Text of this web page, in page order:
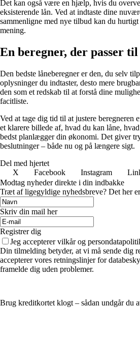
Det kan også være en hjælp, hvis du
eksisterende lån. Ved at indtaste dine
sammenligne med nye tilbud kan du
mening.
En beregner, der passer
Den bedste låneberegner er den, du selv
oplysninger du indtaster, desto mere
den som et redskab til at forstå dine
facitliste.
Ved at tage dig tid til at justere beregneren
et klarere billede af, hvad du kan låne,
bedst planlægger din økonomi. Det giver
beslutninger – både nu og på længere sigt.
Del med hjertet
X
Facebook Instagram
Modtag nyheder direkte i din indbakke
Træt af ligegyldige nyhedsbreve? Det her
Skriv din mail her
Registrer dig
Jeg accepterer vilkår og
Din tilmelding betyder, at vi må sende dig
accepterer vores retningslinjer for
framelde dig uden problemer.
Brug kreditkortet klogt – sådan undgår du